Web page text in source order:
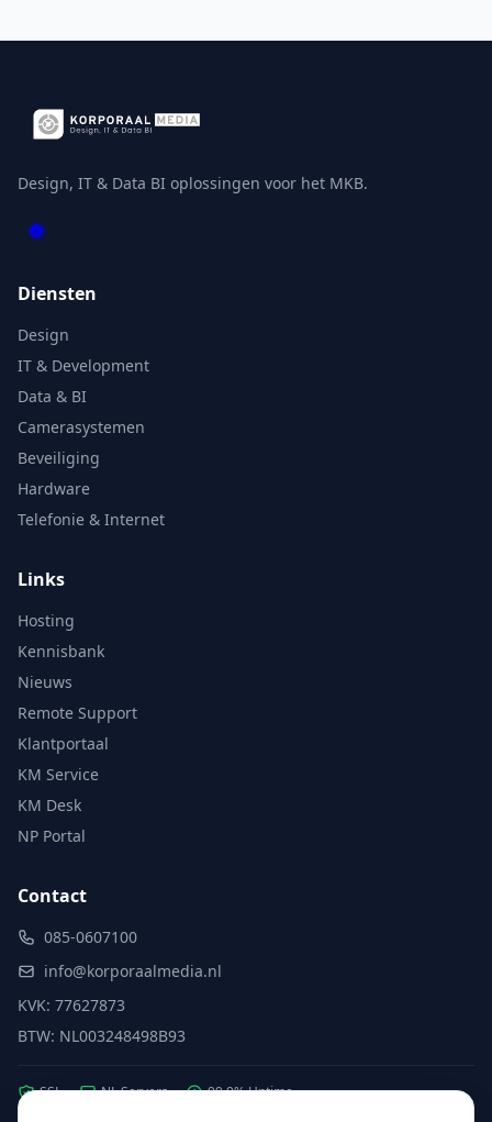
Design, IT & Data BI oplossingen voor het MKB.
Diensten
Design
IT & Development
Data & BI
Camerasystemen
Beveiliging
Hardware
Telefonie & Internet
Links
Hosting
Kennisbank
Nieuws
Remote Support
Klantportaal
KM Service
KM Desk
NP Portal
Contact
085-0607100
info@korporaalmedia.nl
KVK: 77627873
BTW: NL003248498B93
SSL NL Servers 99.9% Uptime